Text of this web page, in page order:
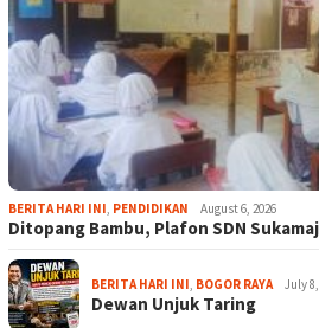
BERITA HARI INI, PENDIDIKAN August 6, 2026
Ditopang Bambu, Plafon SDN
BERITA HARI INI, BOGOR RAYA July
Dewan Unjuk Taring